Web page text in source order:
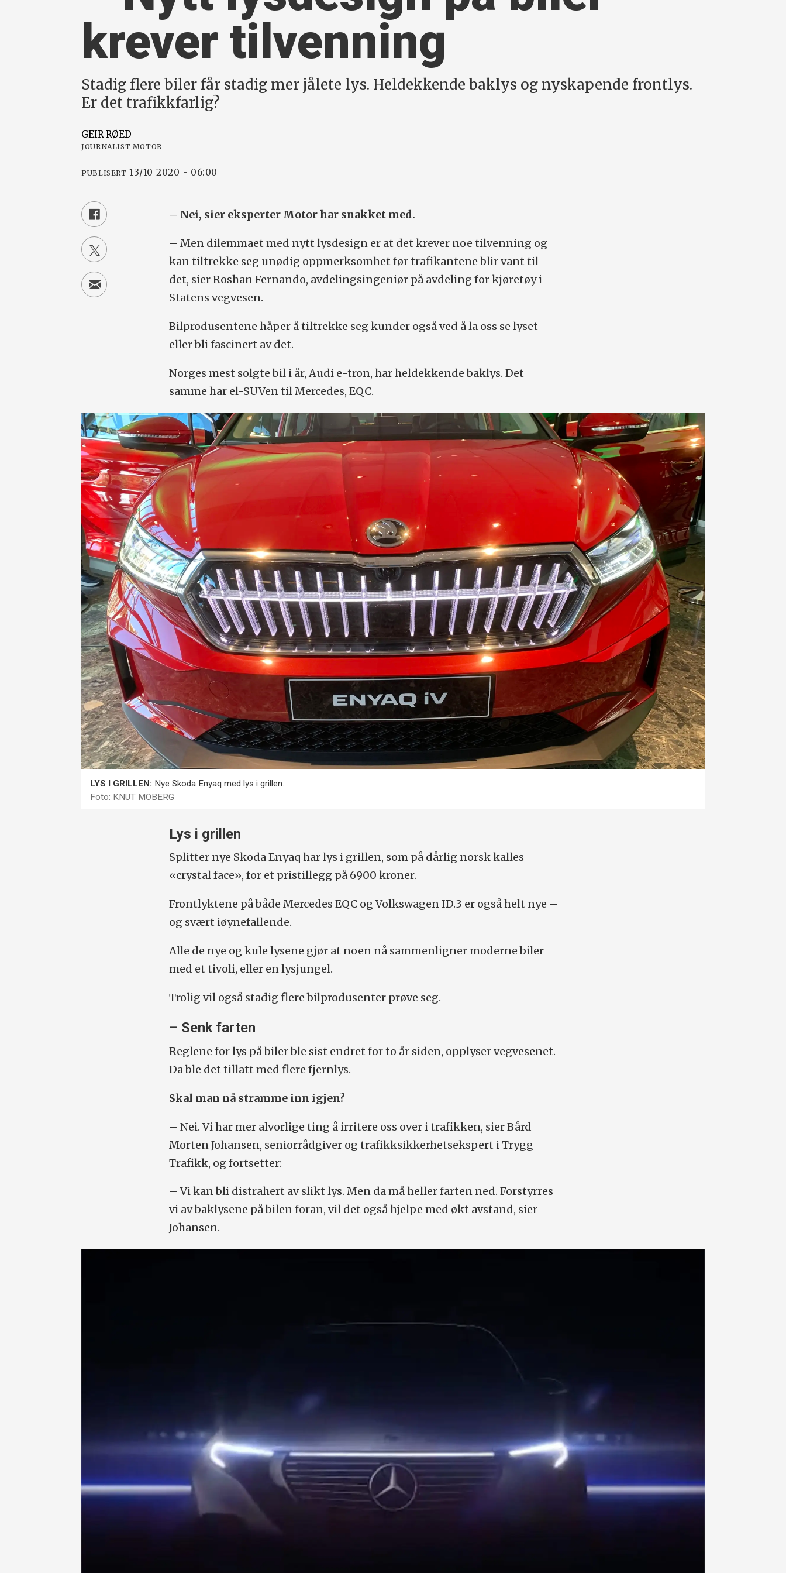
krever tilvenning
Stadig flere biler får stadig mer jålete lys. Heldekkende baklys og nyskapende frontlys.
Er det trafikkfarlig?
GEIR RØED
JOURNALIST MOTOR
PUBLISERT 13/10 2020 - 06:00
– Nei, sier eksperter Motor har snakket med.
– Men dilemmaet med nytt lysdesign er at det krever noe tilvenning og
kan tiltrekke seg unødig oppmerksomhet før trafikantene blir vant til
det, sier Roshan Fernando, avdelingsingeniør på avdeling for kjøretøy i
Statens vegvesen.
Bilprodusentene håper å tiltrekke seg kunder også ved å la oss se lyset –
eller bli fascinert av det.
Norges mest solgte bil i år, Audi e-tron, har heldekkende baklys. Det
samme har el-SUVen til Mercedes, EQC.
LYS I GRILLEN: Nye Skoda Enyaq med lys i grillen.
Foto: KNUT MOBERG
Lys i grillen
Splitter nye Skoda Enyaq har lys i grillen, som på dårlig norsk kalles
«crystal face», for et pristillegg på 6900 kroner.
Frontlyktene på både Mercedes EQC og Volkswagen ID.3 er også helt nye –
og svært iøynefallende.
Alle de nye og kule lysene gjør at noen nå sammenligner moderne biler
med et tivoli, eller en lysjungel.
Trolig vil også stadig flere bilprodusenter prøve seg.
– Senk farten
Reglene for lys på biler ble sist endret for to år siden, opplyser vegvesenet.
Da ble det tillatt med flere fjernlys.
Skal man nå stramme inn igjen?
– Nei. Vi har mer alvorlige ting å irritere oss over i trafikken, sier Bård
Morten Johansen, seniorrådgiver og trafikksikkerhetsekspert i Trygg
Trafikk, og fortsetter:
– Vi kan bli distrahert av slikt lys. Men da må heller farten ned. Forstyrres
vi av baklysene på bilen foran, vil det også hjelpe med økt avstand, sier
Johansen.